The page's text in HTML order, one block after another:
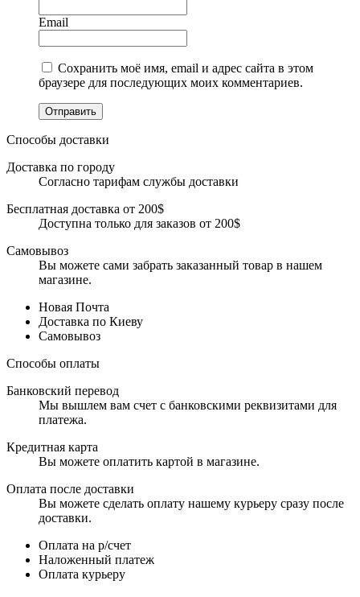
Email
Сохранить моё имя, email и адрес сайта в этом
браузере для последующих моих комментариев.
Отправить
Способы доставки
Доставка по городу
Согласно тарифам службы доставки
Бесплатная доставка от 200$
Доступна только для заказов от 200$
Самовывоз
Вы можете сами забрать заказанный товар в нашем
магазине.
Новая Почта
Доставка по Киеву
Самовывоз
Способы оплаты
Банковский перевод
Мы вышлем вам счет с банковскими реквизитами для
платежа.
Кредитная карта
Вы можете оплатить картой в магазине.
Оплата после доставки
Вы можете сделать оплату нашему курьеру сразу после
доставки.
Оплата на р/счет
Наложенный платеж
Оплата курьеру